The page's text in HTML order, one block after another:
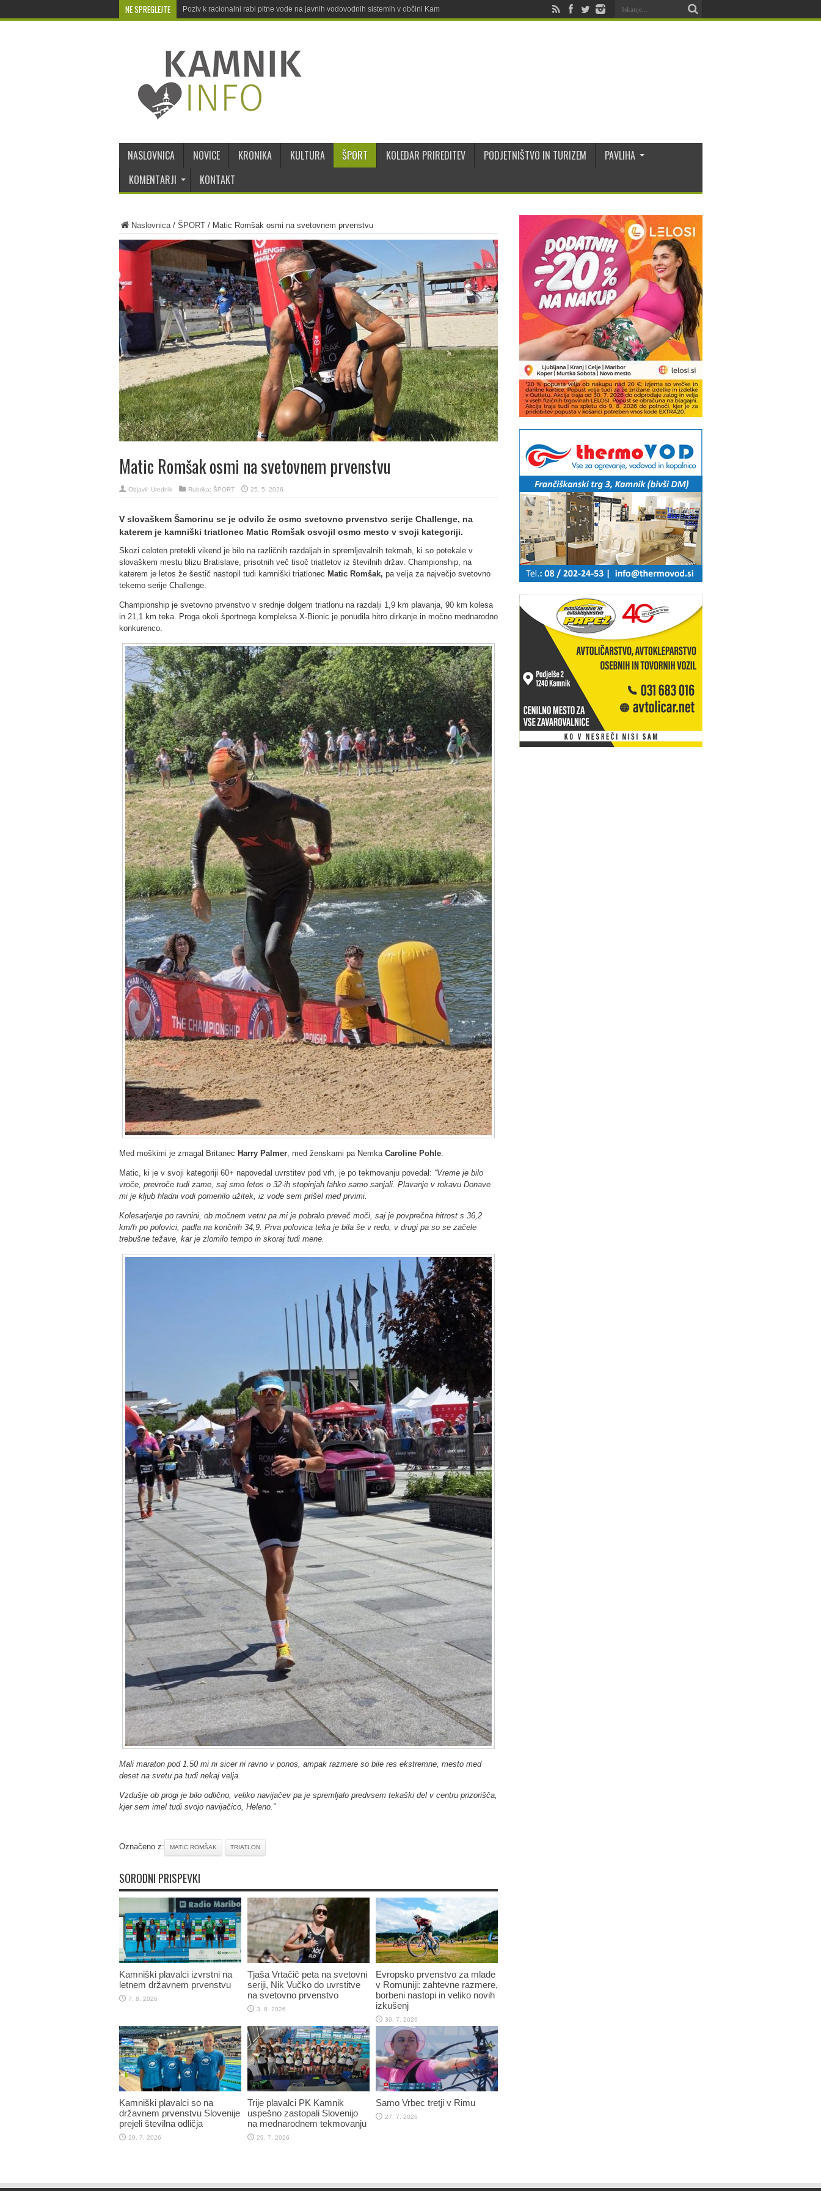
NE SPREGLEJTE Poziv k racionalni rabi pitne vode na javnih vodovodnih sistemih v občini Kamnik
NASLOVNICA NOVICE KRONIKA KULTURA ŠPORT KOLEDAR PRIREDITEV PODJETNIŠTVO IN TURIZEM
PAVLIHA
KOMENTARJI
KONTAKT
Naslovnica/ ŠPORT/ Matic Romšak osmi na svetovnem prvenstvu
Matic Romšak osmi na svetovnem prvenstvu
Objavil: Urednik Rubrika: ŠPORT 25. 5. 2026
V slovaškem Šamorinu se je odvilo že osmo svetovno prvenstvo serije Challenge, na
katerem je kamniški triatlonec Matic Romšak osvojil osmo mesto v svoji kategoriji.
Skozi celoten pretekli vikend je bilo na različnih razdaljah in spremljevalnih tekmah, ki so potekale v
slovaškem mestu blizu Bratislave, prisotnih več tisoč triatletov iz številnih držav. Championship, na
katerem je letos že šestič nastopil tudi kamniški triatlonec Matic Romšak, pa velja za največjo svetovno
tekemo serije Challenge.
Championship je svetovno prvenstvo v srednje dolgem triatlonu na razdalji 1,9 km plavanja, 90 km kolesa
in 21,1 km teka. Proga okoli športnega kompleksa X-Bionic je ponudila hitro dirkanje in močno mednarodno
konkurenco.
Med moškimi je zmagal Britanec Harry Palmer, med ženskami pa Nemka Caroline Pohle.
Matic, ki je v svoji kategoriji 60+ napovedal uvrstitev pod vrh, je po tekmovanju povedal: “Vreme je bilo
vroče, prevroče tudi zame, saj smo letos o 32-ih stopinjah lahko samo sanjali. Plavanje v rokavu Donave
mi je kljub hladni vodi pomenilo užitek, iz vode sem prišel med prvimi.
Kolesarjenje po ravnini, ob močnem vetru pa mi je pobralo preveč moči, saj je povprečna hitrost s 36,2
km/h po polovici, padla na končnih 34,9. Prva polovica teka je bila še v redu, v drugi pa so se začele
trebušne težave, kar je zlomilo tempo in skoraj tudi mene.
Mali maraton pod 1.50 mi ni sicer ni ravno v ponos, ampak razmere so bile res ekstremne, mesto med
deset na svetu pa tudi nekaj velja.
Vzdušje ob progi je bilo odlično, veliko navijačev pa je spremljalo predvsem tekaški del v centru prizorišča,
kjer sem imel tudi svojo navijačico, Heleno.”
Označeno z: MATIC ROMŠAK TRIATLON
SORODNI PRISPEVKI
Kamniški plavalci izvrstni na
letnem državnem prvenstvu
7. 8. 2026
Tjaša Vrtačič peta na svetovni
seriji, Nik Vučko do uvrstitve
na svetovno prvenstvo
3. 8. 2026
Evropsko prvenstvo za mlade
v Romuniji: zahtevne razmere,
borbeni nastopi in veliko novih
izkušenj
30. 7. 2026
Kamniški plavalci so na
državnem prvenstvu Slovenije
prejeli številna odličja
29. 7. 2026
Trije plavalci PK Kamnik
uspešno zastopali Slovenijo
na mednarodnem tekmovanju
29. 7. 2026
Samo Vrbec tretji v Rimu
27. 7. 2026